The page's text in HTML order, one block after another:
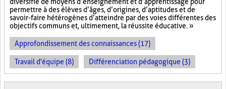
permettre à des élèves d’âges, d’origines, d’aptitudes et de
savoir-faire hétérogènes d’atteindre par des voies différentes des
objectifs communs et, ultimement, la réussite éducative. »
Approfondissement des connaissances (17)
Travail d'équipe (8) Différenciation pédagogique (3)